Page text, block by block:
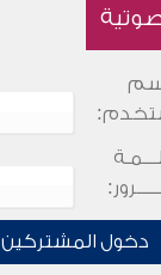
دخول المشتركين